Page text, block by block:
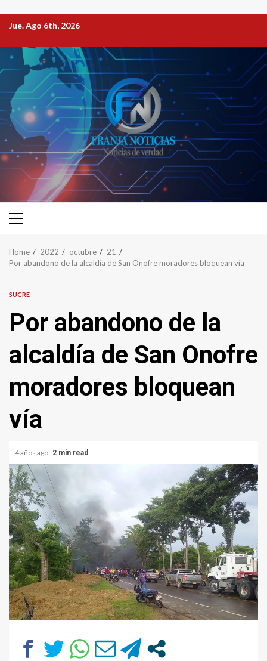
Jue. Ago 6th, 2026
Home 2022 octubre
21
Por abandono de la alcaldía de San Onofre moradores bloquean vía
SUCRE
Por abandono de la
alcaldía de San Onofre
moradores bloquean
vía
4 años ago 2 min read